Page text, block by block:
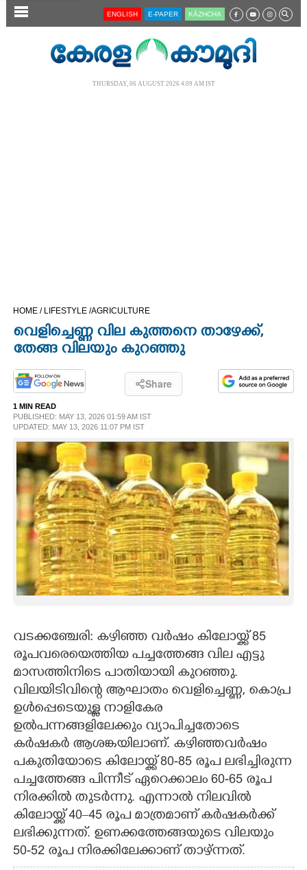
SECTIONS
SPIRITUAL
INFO+
ART
ASTRO
CARTOONS
LITERATURE
ZOOM
CONTACT US
ENGLISH E-PAPER KĀZHCHA
THURSDAY, 06 AUGUST 2026 4.09 AM IST
HOME / LIFESTYLE /AGRICULTURE
വെളിച്ചെണ്ണ വില കുത്തനെ താഴേക്ക്,​
തേങ്ങ വിലയും കുറഞ്ഞു
Share
1 MIN READ
PUBLISHED: MAY 13, 2026 01:59 AM IST
UPDATED: MAY 13, 2026 11:07 PM IST
വടക്കഞ്ചേരി: കഴിഞ്ഞ വർഷം കിലോയ്ക്ക് 85
രൂപവരെയെത്തിയ പച്ചത്തേങ്ങ വില എട്ടു
മാസത്തിനിടെ പാതിയായി കുറഞ്ഞു.
വിലയിടിവിന്റെ ആഘാതം വെളിച്ചെണ്ണ, കൊപ്ര
ഉൾപ്പെടെയുള്ള നാളികേര
ഉൽപന്നങ്ങളിലേക്കും വ്യാപിച്ചതോടെ
കർഷകർ ആശങ്കയിലാണ്. കഴിഞ്ഞവർഷം
പകുതിയോടെ കിലോയ്ക്ക് 80-85 രൂപ ലഭിച്ചിരുന്ന
പച്ചത്തേങ്ങ പിന്നീട് ഏറെക്കാലം 60-65 രൂപ
നിരക്കിൽ തുടർന്നു. എന്നാൽ നിലവിൽ
കിലോയ്ക്ക് 40–45 രൂപ മാത്രമാണ് കർഷകർക്ക്
ലഭിക്കുന്നത്. ഉണക്കത്തേങ്ങയുടെ വിലയും
50-52 രൂപ നിരക്കിലേക്കാണ് താഴ്ന്നത്.